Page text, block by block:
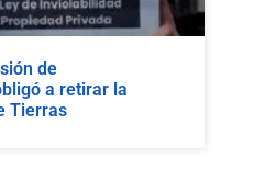
de
a retirar la
Tierras